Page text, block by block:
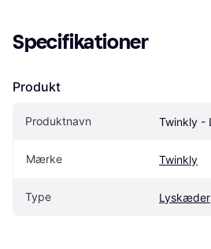
Specifikationer
Produkt
Produktnavn Twinkly -
Mærke Twinkly
Type Lyskæder